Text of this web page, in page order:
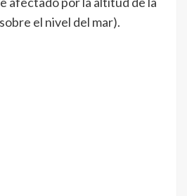
el nivel del mar).